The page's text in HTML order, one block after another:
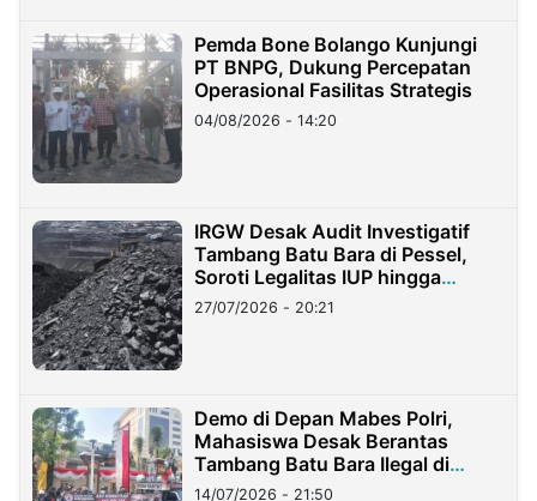
Pemda Bone Bolango Kunjungi
PT BNPG, Dukung Percepatan
Operasional Fasilitas Strategis
04/08/2026 - 14:20
IRGW Desak Audit Investigatif
Tambang Batu Bara di Pessel,
Soroti Legalitas IUP hingga
Stockpile
27/07/2026 - 20:21
Demo di Depan Mabes Polri,
Mahasiswa Desak Berantas
Tambang Batu Bara Ilegal di
Lampung
14/07/2026 - 21:50